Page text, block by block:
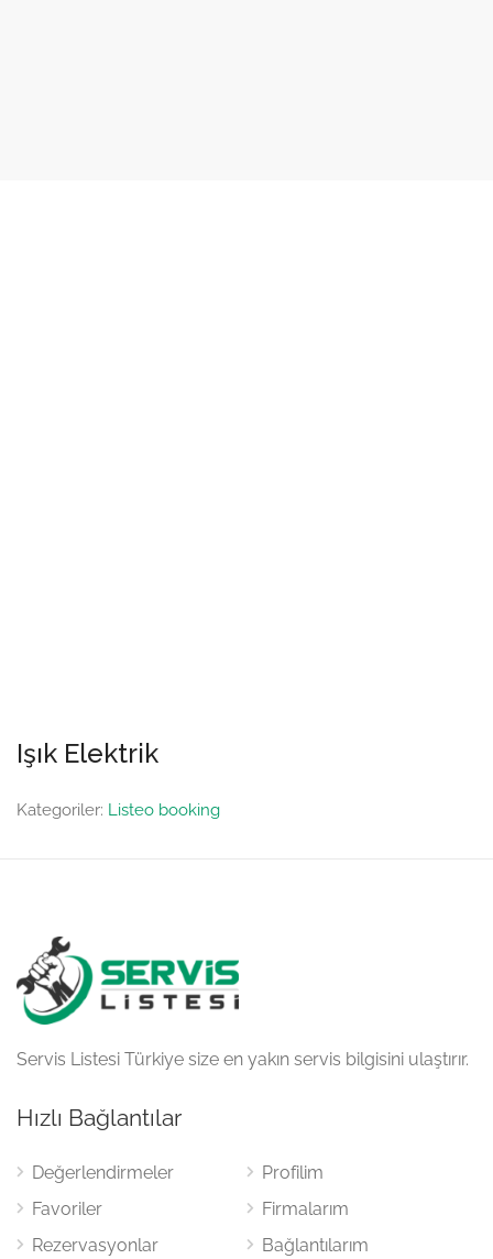
Işık Elektrik
Kategoriler: Listeo booking
Servis Listesi Türkiye size en yakın servis bilgisini ulaştırır.
Hızlı Bağlantılar
Değerlendirmeler
Favoriler
Rezervasyonlar
Profilim
Firmalarım
Bağlantılarım